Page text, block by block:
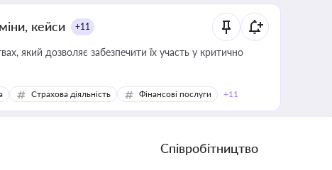
кейси +11
який дозволяє забезпечити їх участь у критично
Страхова діяльність Фінансові послуги +11
Співробітництво